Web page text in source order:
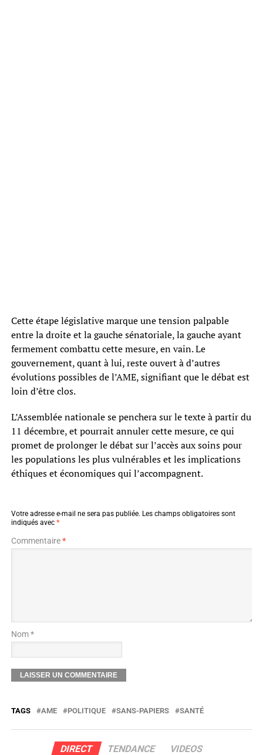
Cette étape législative marque une tension palpable
entre la droite et la gauche sénatoriale, la gauche ayant
fermement combattu cette mesure, en vain. Le
gouvernement, quant à lui, reste ouvert à d’autres
évolutions possibles de l’AME, signifiant que le débat est
loin d’être clos.
L’Assemblée nationale se penchera sur le texte à partir du
11 décembre, et pourrait annuler cette mesure, ce qui
promet de prolonger le débat sur l’accès aux soins pour
les populations les plus vulnérables et les implications
éthiques et économiques qui l’accompagnent.
Votre adresse e-mail ne sera pas publiée. Les champs obligatoires sont
indiqués avec *
Commentaire*
Nom *
TAGS AME POLITIQUE SANS-PAPIERS SANTÉ
DIRECT TENDANCE VIDEOS